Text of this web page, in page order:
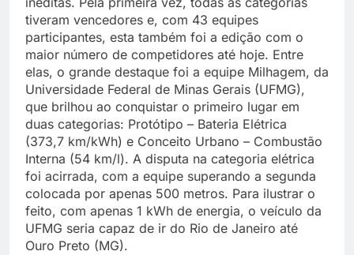
tiveram vencedores e, com 43 equipes
participantes, esta também foi a edição com o
maior número de competidores até hoje. Entre
elas, o grande destaque foi a equipe Milhagem, da
Universidade Federal de Minas Gerais (UFMG),
que brilhou ao conquistar o primeiro lugar em
duas categorias: Protótipo – Bateria Elétrica
(373,7 km/kWh) e Conceito Urbano – Combustão
Interna (54 km/l). A disputa na categoria elétrica
foi acirrada, com a equipe superando a segunda
colocada por apenas 500 metros. Para ilustrar o
feito, com apenas 1 kWh de energia, o veículo da
UFMG seria capaz de ir do Rio de Janeiro até
Ouro Preto (MG).